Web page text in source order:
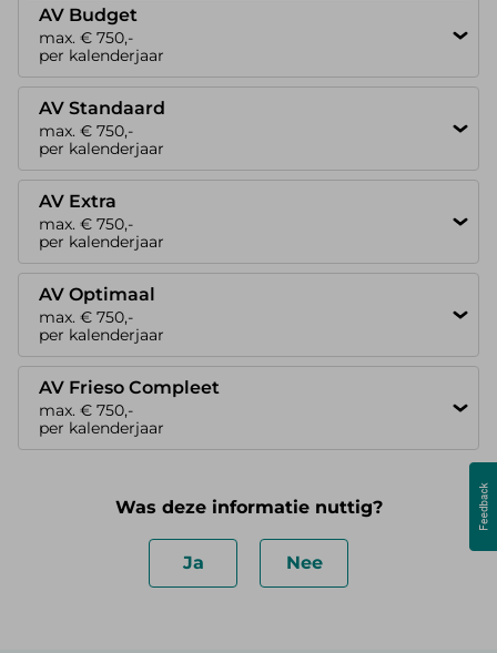
AV Budget
max. € 750,-
per kalenderjaar
AV Standaard
max. € 750,-
per kalenderjaar
AV Extra
max. € 750,-
per kalenderjaar
AV Optimaal
max. € 750,-
per kalenderjaar
AV Frieso Compleet
max. € 750,-
per kalenderjaar
Was deze informatie nuttig?
Ja Nee